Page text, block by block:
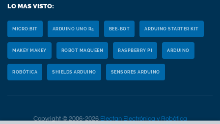
LO MAS VISTO:
MICRO:BIT ARDUINO UNO R4 BEE-BOT ARDUINO STARTER KIT
MAKEY MAKEY ROBOT MAQUEEN RASPBERRY PI ARDUINO
ROBÓTICA SHIELDS ARDUINO SENSORES ARDUINO
Copyright © 2006-2026 Electan Electrónica y Robótica